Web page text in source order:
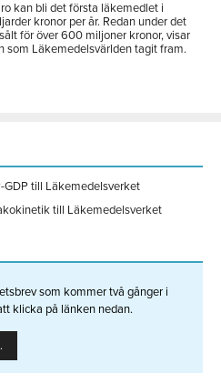
kan bli det första läkemedlet i
kronor per år. Redan under det
för över 600 miljoner kronor, visar
som Läkemedelsvärlden tagit fram.
till Läkemedelsverket
till Läkemedelsverket
som kommer två gånger i
klicka på länken nedan.